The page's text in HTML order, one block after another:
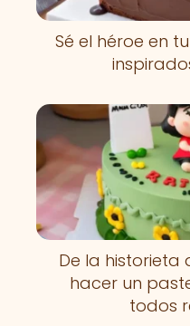
Sé el héroe en
De la historieta
hacer un
todos